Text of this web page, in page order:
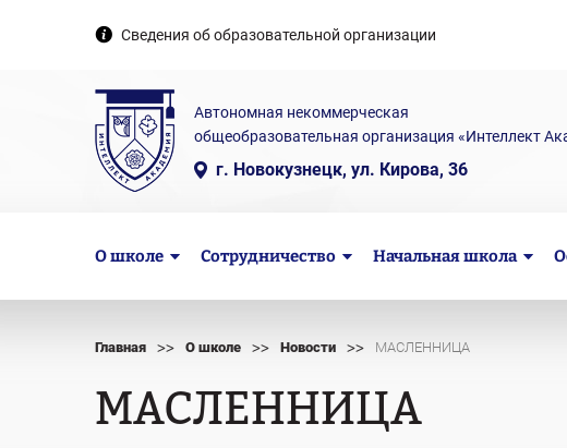
Сведения об образовательной организации
Автономная некоммерческая
общеобразовательная организация «Интеллект
г. Новокузнецк, ул. Кирова, 36
О школе Сотрудничество Начальная школа
Главная >> О школе >> Новости >> МАСЛЕННИЦА
МАСЛЕННИЦА